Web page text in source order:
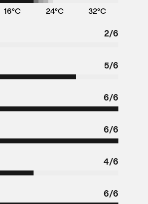
16°C 24°C 32°C
2/6
5/6
6/6
6/6
4/6
6/6